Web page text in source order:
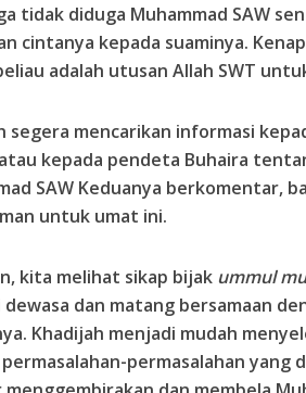
tidak diduga Muhammad SAW
cintanya kepada suaminya.
adalah utusan Allah SWT
segera mencarikan informasi
kepada pendeta Buhaira
SAW Keduanya berkomentar,
untuk umat ini.
kita melihat sikap bijak ummul
dewasa dan matang bersamaan
Khadijah menjadi mudah
permasalahan yang